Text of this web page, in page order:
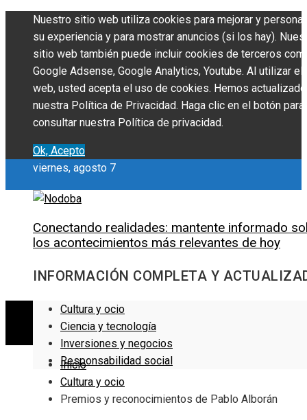
Nuestro sitio web utiliza cookies para mejorar y
su experiencia y para mostrar anuncios (si los hay).
sitio web también puede incluir cookies de terceros
Google Adsense, Google Analytics, Youtube. Al utilizar
web, usted acepta el uso de cookies. Hemos actualizado
nuestra Política de Privacidad. Haga clic en el botón para
consultar nuestra Política de privacidad.
Ok, Acepto
viernes, agosto 7
Conectando realidades: mantente informado
los acontecimientos más relevantes de hoy
INFORMACIÓN COMPLETA Y
Cultura y ocio
Ciencia y tecnología
Inversiones y negocios
Responsabilidad social
Inicio
Cultura y ocio
Premios y reconocimientos de Pablo Alborán